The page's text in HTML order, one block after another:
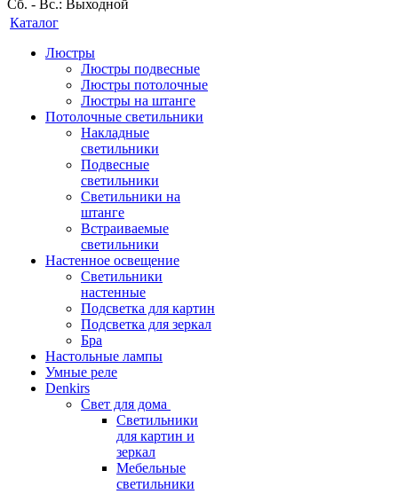
Сб. - Вс.: Выходной
Каталог
Люстры
Люстры подвесные
Люстры потолочные
Люстры на штанге
Потолочные светильники
Накладные
светильники
Подвесные
светильники
Светильники на
штанге
Встраиваемые
светильники
Настенное освещение
Светильники
настенные
Подсветка для картин
Подсветка для зеркал
Бра
Настольные лампы
Умные реле
Denkirs
Свет для дома
Светильники
для картин и
зеркал
Мебельные
светильники